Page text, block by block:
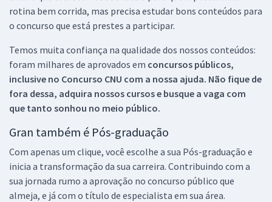
rotina bem corrida, mas precisa estudar bons conteúdos para
o concurso que está prestes a participar.
Temos muita confiança na qualidade dos nossos conteúdos:
foram milhares de aprovados em concursos públicos,
inclusive no Concurso CNU com a nossa ajuda. Não fique de
fora dessa, adquira nossos cursos e busque a vaga com
que tanto sonhou no meio público.
Gran também é Pós-graduação
Com apenas um clique, você escolhe a sua Pós-graduação e
inicia a transformação da sua carreira. Contribuindo com a
sua jornada rumo a aprovação no concurso público que
almeja, e já com o título de especialista em sua área.